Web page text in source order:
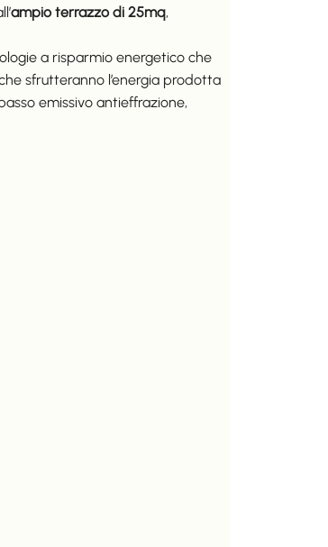
ampio terrazzo di 25mq,
a risparmio energetico che
sfrutteranno l’energia prodotta
emissivo antieffrazione,